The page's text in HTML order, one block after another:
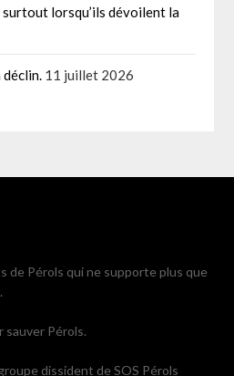
lorsqu’ils dévoilent la
déclin. 11 juillet 2026
de Pérols qui ne supporte plus que
Pérols.
dissident de SOS Pérols